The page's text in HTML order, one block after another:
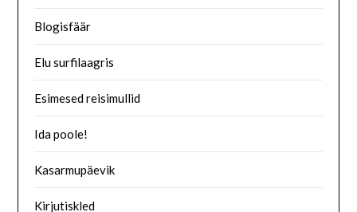
Blogisfäär
Elu surfilaagris
Esimesed reisimullid
Ida poole!
Kasarmupäevik
Kirjutiskled